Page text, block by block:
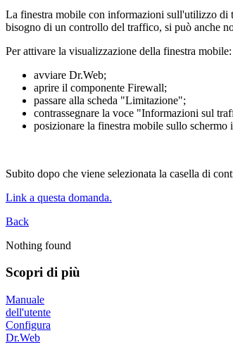
La finestra mobile con informazioni sull'utilizzo di
bisogno di un controllo del traffico, si può anche
Per attivare la visualizzazione della finestra mobile:
avviare Dr.Web;
aprire il componente Firewall;
passare alla scheda "Limitazione";
contrassegnare la voce "Informazioni sul
posizionare la finestra mobile sullo
Subito dopo che viene selezionata la casella di
Link a questa domanda.
Back
Nothing found
Scopri di più
Manuale
dell'utente
Configura
Dr.Web